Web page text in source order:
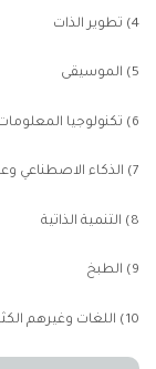
4) تطوير الذات
5) الموسيقى
6) تكنولوجيا المعلومات والبرمجيات
7) الذكاء الاصطناعي
8) التنمية الذاتية
9) الطبخ
10) اللغات وغيرهم الكثير.